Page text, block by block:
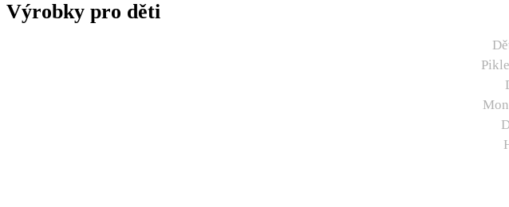
Výrobky pro děti